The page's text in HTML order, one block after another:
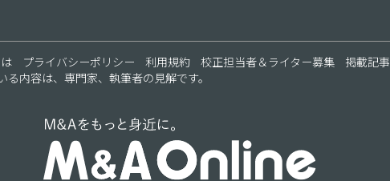
プライバシーポリシー 利用規約 校正担当者＆ライター募集 掲載記事
内容は、専門家、執筆者の見解です。